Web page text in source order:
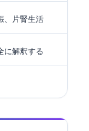
、片腎生活
に解釈する